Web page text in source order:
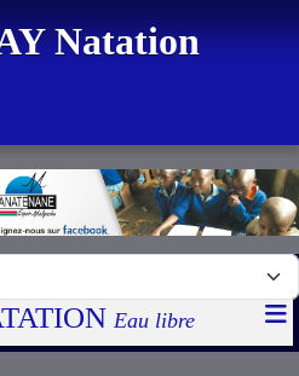
Natation
Eau libre